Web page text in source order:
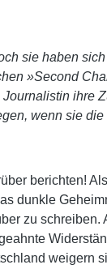
sie haben
»Second
ihre
wenn sie
berichten!
dunkle
zu schreiben.
weigern